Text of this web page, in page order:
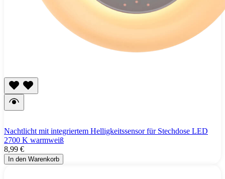
Nachtlicht mit integriertem Helligkeitssensor für Stechdose LED
2700 K warmweiß
8,99 €
In den Warenkorb